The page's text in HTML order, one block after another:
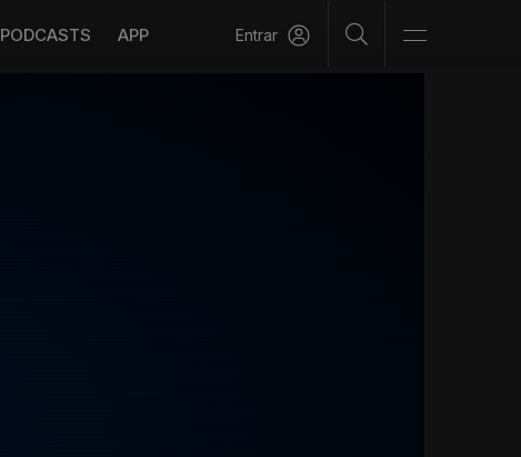
PODCASTS APP Entrar